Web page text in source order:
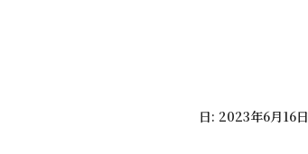
日: 2023年6月16日